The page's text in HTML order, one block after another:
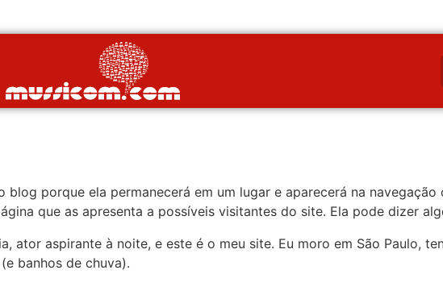
porque ela permanecerá em um lugar e aparecerá na navegação
que as apresenta a possíveis visitantes do site. Ela pode dizer
ator aspirante à noite, e este é o meu site. Eu moro em São Paulo,
banhos de chuva).